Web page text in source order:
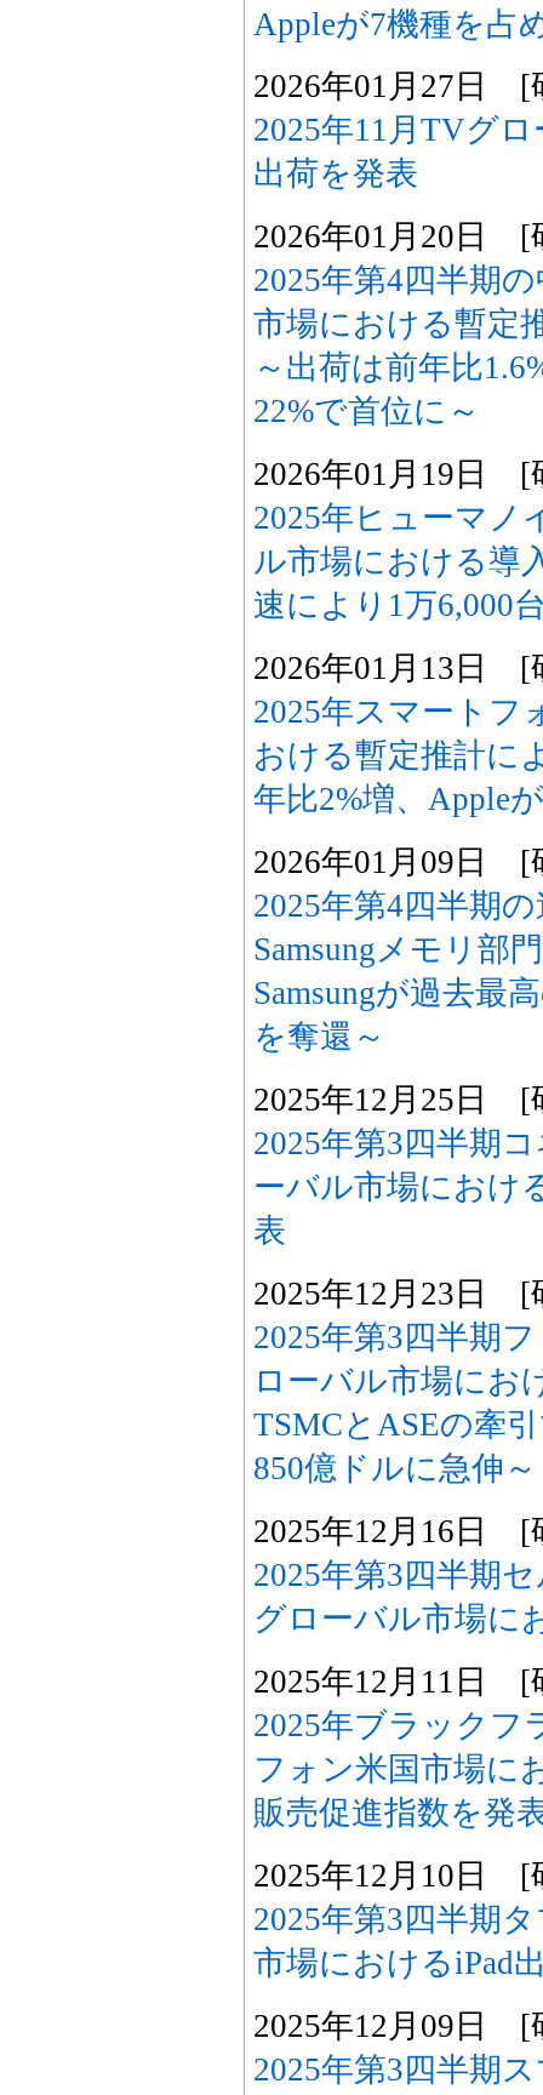
Appleが7機種を占
2026年01月27日 [
2025年11月TVグ
出荷を発表
2026年01月20日 [
2025年第4四半期
市場における暫定
～出荷は前年比
22%で首位に～
2026年01月19日 [
2025年ヒューマノ
ル市場における導
速により1万6,000
2026年01月13日 [
2025年スマートフ
おける暫定推計に
年比2%増、Apple
2026年01月09日 [
2025年第4四半期
Samsungメモリ部
Samsungが過去最
を奪還～
2025年12月25日 [
2025年第3四半期
ーバル市場におけ
表
2025年12月23日 [
2025年第3四半期
ローバル市場にお
TSMCとASEの牽
850億ドルに急伸～
2025年12月16日 [
2025年第3四半期
グローバル市場に
2025年12月11日 [
2025年ブラックフ
フォン米国市場に
販売促進指数を発
2025年12月10日 [
2025年第3四半期
市場におけるiPad
2025年12月09日 [
2025年第3四半期